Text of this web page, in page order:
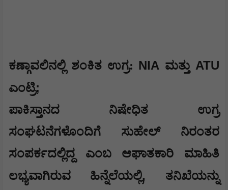
ಕಣ್ಗಾವಲಿನಲ್ಲಿ ಶಂಕಿತ ಉಗ್ರ: NIA ಮತ್ತು ATU
ಎಂಟ್ರಿ;
ಪಾಕಿಸ್ತಾನದ ನಿಷೇಧಿತ ಉಗ್ರ
ಸಂಘಟನೆಗಳೊಂದಿಗೆ ಸುಹೇಲ್ ನಿರಂತರ
ಸಂಪರ್ಕದಲ್ಲಿದ್ದ ಎಂಬ ಆಘಾತಕಾರಿ ಮಾಹಿತಿ
ಲಭ್ಯವಾಗಿರುವ ಹಿನ್ನೆಲೆಯಲ್ಲಿ, ತನಿಖೆಯನ್ನು